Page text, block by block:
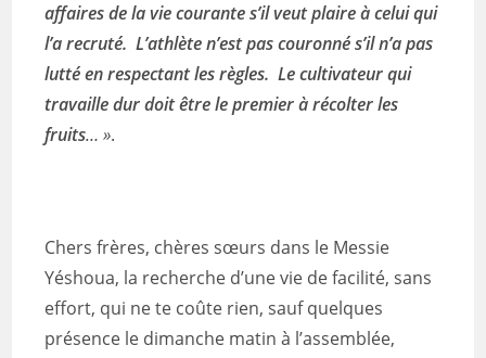
affaires de la vie courante s’il veut plaire à celui qui
l’a recruté. L’athlète n’est pas couronné s’il n’a pas
lutté en respectant les règles. Le cultivateur qui
travaille dur doit être le premier à récolter les
fruits… ».
Chers frères, chères sœurs dans le Messie
Yéshoua, la recherche d’une vie de facilité, sans
effort, qui ne te coûte rien, sauf quelques
présence le dimanche matin à l’assemblée,